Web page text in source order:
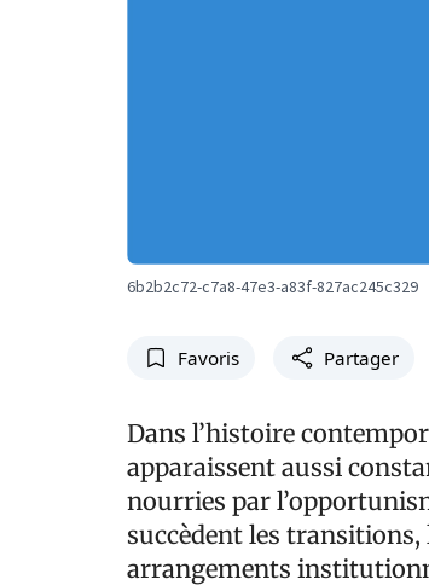
6b2b2c72-c7a8-47e3-a83f-827ac245c329
Favoris Partager
Dans l’histoire
apparaissent aussi
nourries par
succèdent les
arrangements